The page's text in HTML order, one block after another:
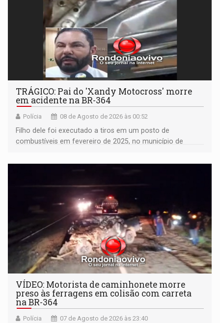
TRÁGICO: Pai do 'Xandy Motocross' morre
em acidente na BR-364
Polícia 08 de Agosto de 2026 às 00:52
Filho dele foi executado a tiros em um posto de
combustíveis em fevereiro de 2025, no município de
VÍDEO: Motorista de caminhonete morre
preso às ferragens em colisão com carreta
na BR-364
Polícia 07 de Agosto de 2026 às 23:40